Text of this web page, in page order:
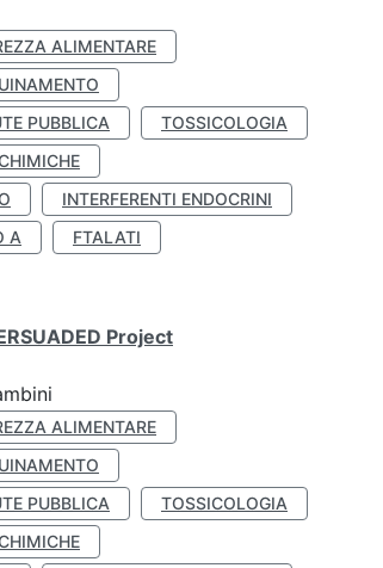
ALIMENTARE
PUBBLICA
TOSSICOLOGIA
INTERFERENTI ENDOCRINI
A
FTALATI
Project
ALIMENTARE
PUBBLICA
TOSSICOLOGIA